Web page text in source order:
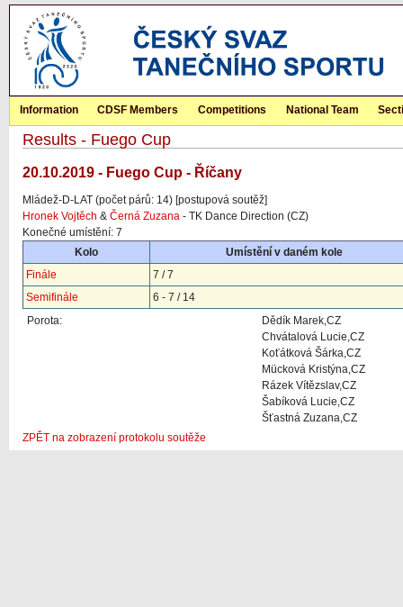
Information CDSF Members Competitions National Team
Results - Fuego Cup
20.10.2019 - Fuego Cup - Říčany
Mládež-D-LAT (počet párů: 14) [postupová soutěž]
Hronek Vojtěch & Černá Zuzana - TK Dance Direction (CZ)
Konečné umístění: 7
Kolo
Umístění v daném kole
Finále
7 / 7
Semifinále
6 - 7 / 14
Porota:
Dědík Marek,CZ
Chvátalová Lucie,CZ
Koťátková Šárka,CZ
Mücková Kristýna,CZ
Rázek Vítězslav,CZ
Šabíková Lucie,CZ
Šťastná Zuzana,CZ
ZPĚT na zobrazení protokolu soutěže